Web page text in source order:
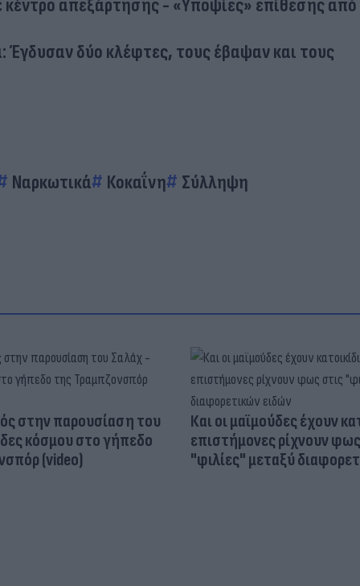
κέντρο απεξάρτησης - «Υποψίες» επίθεσης
Έγδυσαν δύο κλέφτες, τους έβαψαν και τους
Ναρκωτικά Κοκαΐνη Σύλληψη
στην παρουσίαση του
κόσμου στο γήπεδο
(video)
Και οι μαϊμούδες έχουν
επιστήμονες ρίχνουν
"φιλίες" μεταξύ